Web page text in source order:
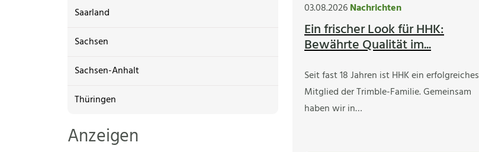
Saarland
Sachsen
Sachsen-Anhalt
Thüringen
Anzeigen
03.08.2026Nachrichten
Ein frischer Look für HHK:
Bewährte Qualität im...
Seit fast 18 Jahren ist HHK ein erfolgreiches
Mitglied der Trimble-Familie. Gemeinsam
haben wir in…